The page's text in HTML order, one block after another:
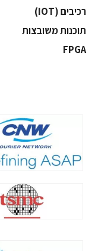
‫רכיבים‬ (IOT)
‫תוכנות משובצות‬
‫‪FPGA‬‬